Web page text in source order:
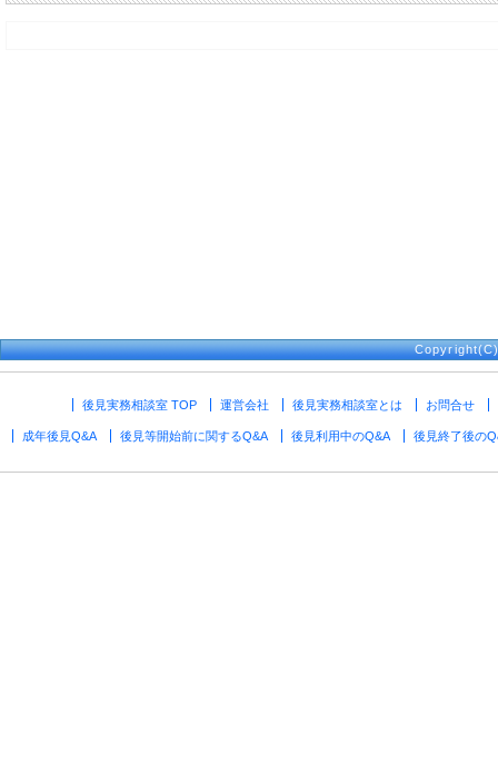
後見実務相談室 TOP 運営会社 後見実務相談室とは お問合せ
成年後見Q&A 後見等開始前に関するQ&A 後見利用中のQ&A 後見終了後の